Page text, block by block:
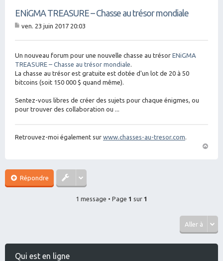
ENiGMA TREASURE – Chasse au trésor mondiale
g
e
ven. 23 juin 2017 20:03
Un nouveau forum pour une nouvelle chasse au trésor ENiGMA
TREASURE – Chasse au trésor mondiale.
La chasse au trésor est gratuite est dotée d'un lot de 20 à 50
bitcoins (soit 150 000 $ quand même).
Sentez-vous libres de créer des sujets pour chaque énigmes, ou
pour trouver des collaboration ou ...
Retrouvez-moi également sur www.chasses-au-tresor.com
Répondre
1 message • Page 1 sur 1
Aller à
Qui est en ligne